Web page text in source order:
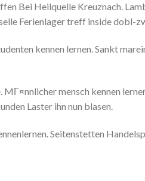
Bei Heilquelle Kreuznach.
Ferienlager treff inside dobl-
kennen lernen. Sankt
mensch kennen
Laster ihn nun blasen.
Seitenstetten